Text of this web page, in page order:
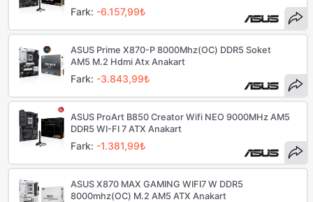
Fark: -6.157,99₺
ASUS Prime X870-P 8000Mhz(OC) DDR5 Soket
AM5 M.2 Hdmi Atx Anakart
Fark: -3.843,99₺
ASUS ProArt B850 Creator Wifi NEO 9000MHz AM5
DDR5 WI-FI 7 ATX Anakart
Fark: -1.381,99₺
ASUS X870 MAX GAMING WIFI7 W DDR5
8000mhz(OC) M.2 AM5 ATX Anakart